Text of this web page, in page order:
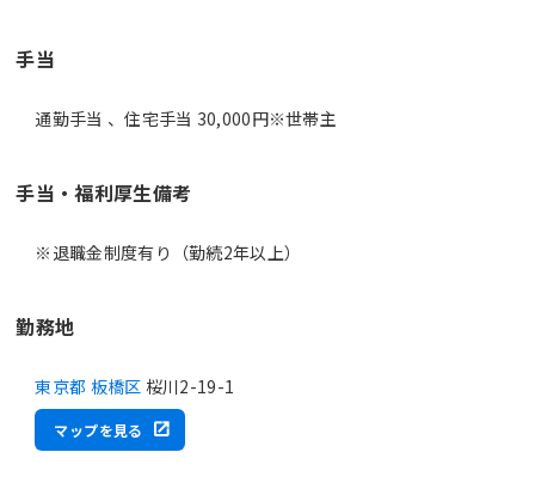
手当
通勤手当 、住宅手当 30,000円※世帯主
手当・福利厚生備考
※退職金制度有り（勤続2年以上）
勤務地
東京都 板橋区 桜川2-19-1
マップを見る